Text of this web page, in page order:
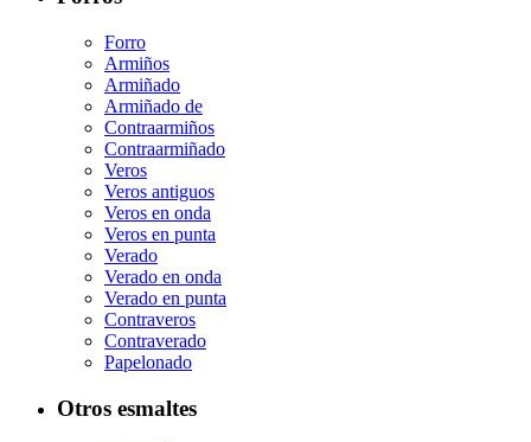
Forro
Armiños
Armiñado
Armiñado de
Contraarmiños
Contraarmiñado
Veros
Veros antiguos
Veros en onda
Veros en punta
Verado
Verado en onda
Verado en punta
Contraveros
Contraverado
Papelonado
Otros esmaltes